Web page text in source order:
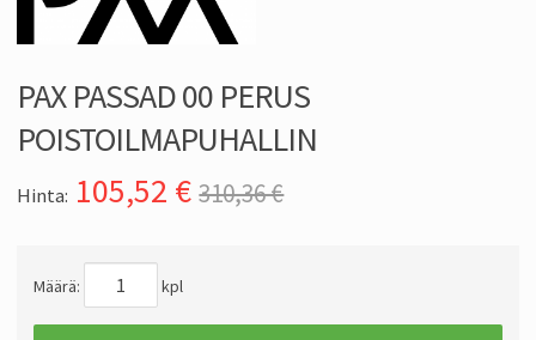
PAX PASSAD 00 PERUS
POISTOILMAPUHALLIN
Hinta: 105,52 € 310,36 €
Määrä: kpl